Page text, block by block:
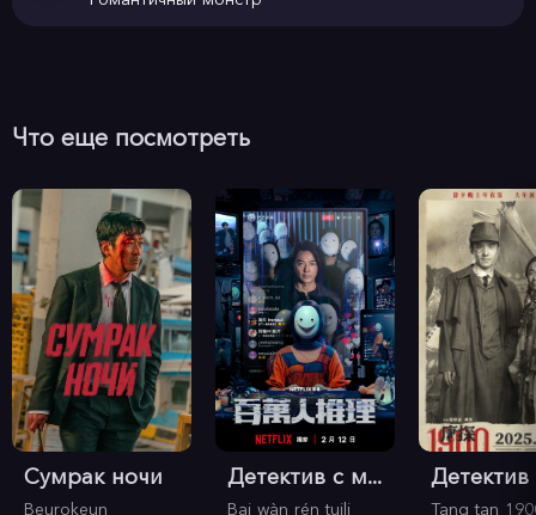
Что еще посмотреть
Сумрак ночи
Beurokeun
Детектив с м...
Bai wàn rén tuili
Детектив
Tang tan